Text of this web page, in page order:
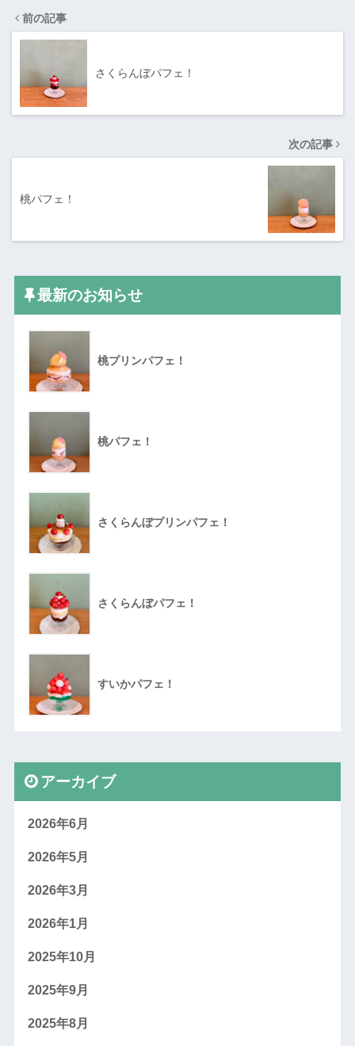
前の記事
さくらんぼパフェ！
次の記事
桃パフェ！
最新のお知らせ
桃プリンパフェ！
桃パフェ！
さくらんぼプリンパフェ！
さくらんぼパフェ！
すいかパフェ！
アーカイブ
2026年6月
2026年5月
2026年3月
2026年1月
2025年10月
2025年9月
2025年8月